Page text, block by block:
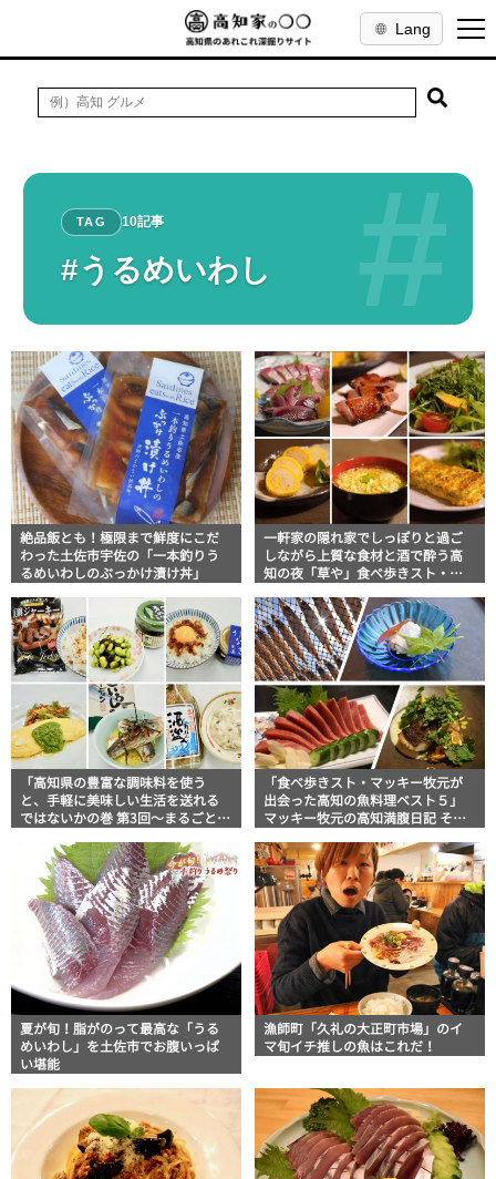
Lang
#
TAG 10記事
#うるめいわし
絶品飯とも！極限まで鮮度にこだ
わった土佐市宇佐の「一本釣りう
るめいわしのぶっかけ漬け丼」
一軒家の隠れ家でしっぽりと過ご
しながら上質な食材と酒で酔う高
知の夜「草や」食べ歩きスト・マ
「高知県の豊富な調味料を使う
と、手軽に美味しい生活を送れる
ではないかの巻 第3回〜まるごと高
青のり、そしてうなぎ！〜」食べ
歩きスト・マッキー牧元の高知満
腹日記 その74
「食べ歩きスト・マッキー牧元が
出会った高知の魚料理ベスト５」
マッキー牧元の高知満腹日記 その
夏が旬！脂がのって最高な「うる
めいわし」を土佐市でお腹いっぱ
い堪能
漁師町「久礼の大正町市場」のイ
マ旬イチ推しの魚はこれだ！